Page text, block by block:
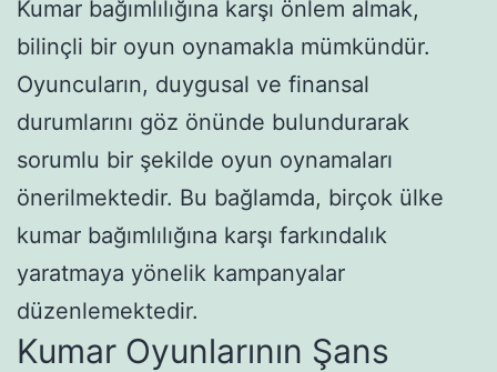
Kumar bağımlılığına karşı önlem almak,
bilinçli bir oyun oynamakla mümkündür.
Oyuncuların, duygusal ve finansal
durumlarını göz önünde bulundurarak
sorumlu bir şekilde oyun oynamaları
önerilmektedir. Bu bağlamda, birçok ülke
kumar bağımlılığına karşı farkındalık
yaratmaya yönelik kampanyalar
düzenlemektedir.
Kumar Oyunlarının Şans